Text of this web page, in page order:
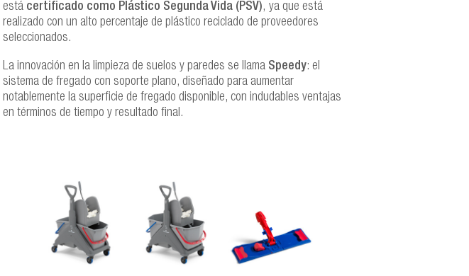
está certificado como Plástico Segunda Vida (PSV), ya que está
realizado con un alto percentaje de plástico reciclado de proveedores
seleccionados.
La innovación en la limpieza de suelos y paredes se llama Speedy: el
sistema de fregado con soporte plano, diseñado para aumentar
notablemente la superficie de fregado disponible, con indudables ventajas
en términos de tiempo y resultado final.